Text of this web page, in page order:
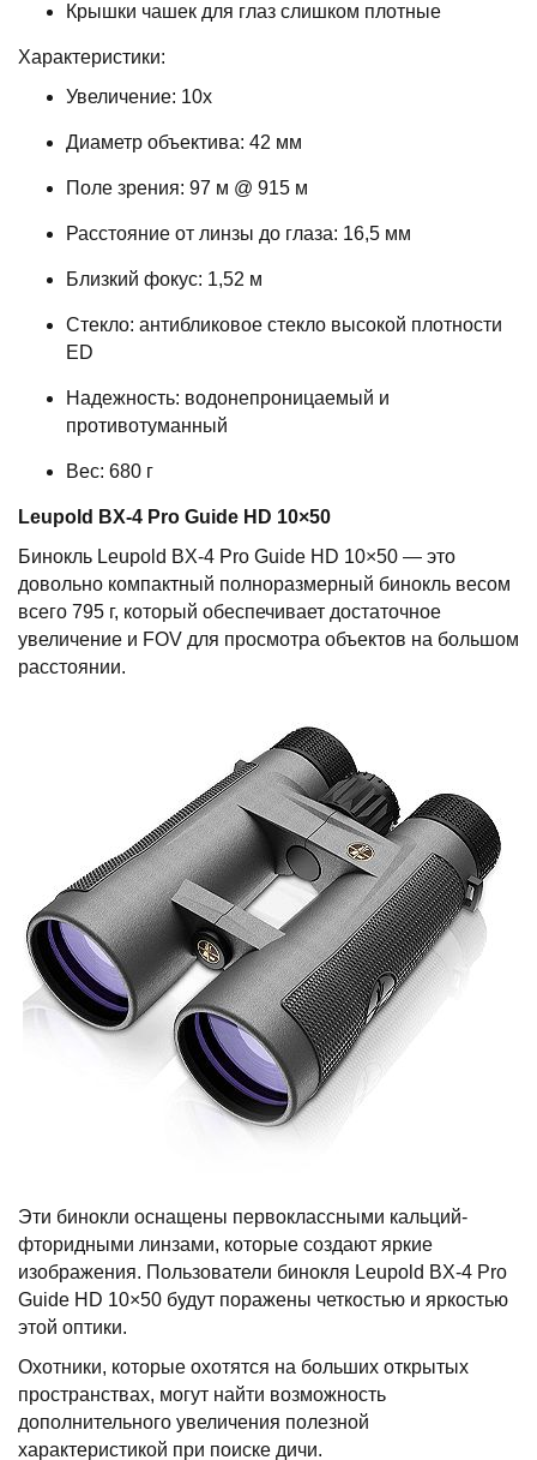
Крышки чашек для глаз слишком плотные
Характеристики:
Увеличение: 10x
Диаметр объектива: 42 мм
Поле зрения: 97 м @ 915 м
Расстояние от линзы до глаза: 16,5 мм
Близкий фокус: 1,52 м
Стекло: антибликовое стекло высокой плотности
ED
Надежность: водонепроницаемый и
противотуманный
Вес: 680 г
Leupold BX-4 Pro Guide HD 10×50
Бинокль Leupold BX-4 Pro Guide HD 10×50 — это
довольно компактный полноразмерный бинокль весом
всего 795 г, который обеспечивает достаточное
увеличение и FOV для просмотра объектов на большом
расстоянии.
Эти бинокли оснащены первоклассными кальций-
фторидными линзами, которые создают яркие
изображения. Пользователи бинокля Leupold BX-4 Pro
Guide HD 10×50 будут поражены четкостью и яркостью
этой оптики.
Охотники, которые охотятся на больших открытых
пространствах, могут найти возможность
дополнительного увеличения полезной
характеристикой при поиске дичи.